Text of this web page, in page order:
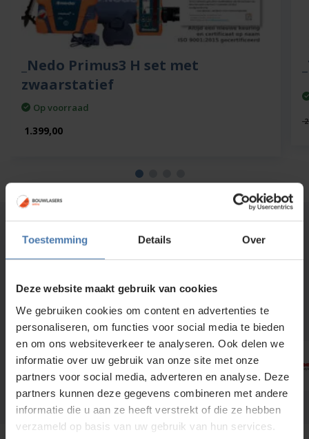
Toestemming Details Over
Deze website maakt gebruik van cookies
We gebruiken cookies om content en advertenties te
personaliseren, om functies voor social media te bieden
en om ons websiteverkeer te analyseren. Ook delen we
informatie over uw gebruik van onze site met onze
partners voor social media, adverteren en analyse. Deze
partners kunnen deze gegevens combineren met andere
informatie die u aan ze heeft verstrekt of die ze hebben
verzameld op basis van uw gebruik van hun services.
_Nedo Primus3 H set met
zwaarstatief
Op voorraad
1.399,00
Merken waar wij mee werken
Wij zijn importeur en dealer van o.a. Levelfix, Birdy, Topcon,
Stonex, ProNivo, Rothbucher systeme, Bohnenstingl,
Hikmicro C.Scope, Radiodetection en Motorola. Met laser,
ontvangers en meetinstrumenten van deze merken wordt
elk werk eenvoudig.